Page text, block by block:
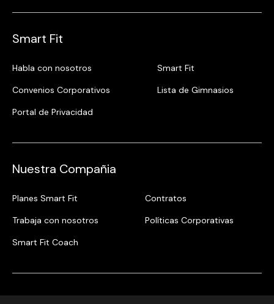
Smart Fit
Habla con nosotros
Smart Fit
Convenios Corporativos
Lista de Gimnasios
Portal de Privacidad
Nuestra Compañia
Planes Smart Fit
Contratos
Trabaja con nosotros
Políticas Corporativas
Smart Fit Coach